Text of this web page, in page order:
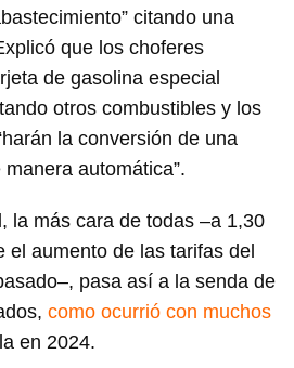
citando una
que los choferes
de gasolina especial
otros combustibles y los
la conversión de una
automática”.
la más cara de todas –a 1,30
el aumento de las tarifas del
pasa así a la senda de
como ocurrió con muchos
en 2024.